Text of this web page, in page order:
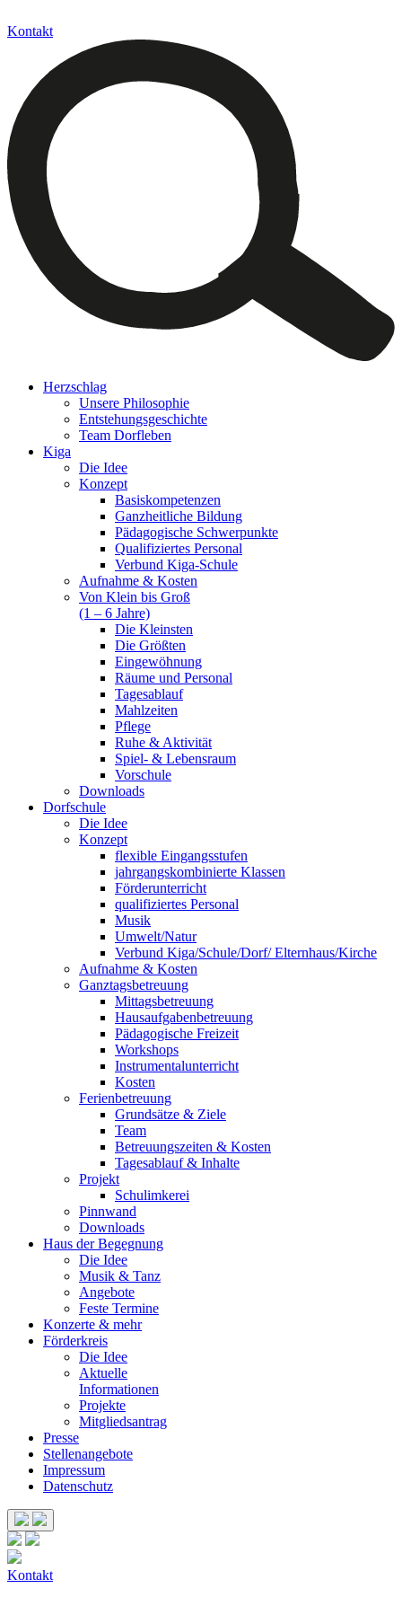
Kontakt
Herzschlag
Unsere Philosophie
Entstehungsgeschichte
Team Dorfleben
Kiga
Die Idee
Konzept
Basiskompetenzen
Ganzheitliche Bildung
Pädagogische Schwerpunkte
Qualifiziertes Personal
Verbund Kiga-Schule
Aufnahme & Kosten
Von Klein bis Groß
(1 – 6 Jahre)
Die Kleinsten
Die Größten
Eingewöhnung
Räume und Personal
Tagesablauf
Mahlzeiten
Pflege
Ruhe & Aktivität
Spiel- & Lebensraum
Vorschule
Downloads
Dorfschule
Die Idee
Konzept
flexible Eingangsstufen
jahrgangskombinierte Klassen
Förderunterricht
qualifiziertes Personal
Musik
Umwelt/Natur
Verbund Kiga/Schule/Dorf/ Elternhaus/Kirche
Aufnahme & Kosten
Ganztagsbetreuung
Mittagsbetreuung
Hausaufgabenbetreuung
Pädagogische Freizeit
Workshops
Instrumentalunterricht
Kosten
Ferienbetreuung
Grundsätze & Ziele
Team
Betreuungszeiten & Kosten
Tagesablauf & Inhalte
Projekt
Schulimkerei
Pinnwand
Downloads
Haus der Begegnung
Die Idee
Musik & Tanz
Angebote
Feste Termine
Konzerte & mehr
Förderkreis
Die Idee
Aktuelle
Informationen
Projekte
Mitgliedsantrag
Presse
Stellenangebote
Impressum
Datenschutz
Kontakt